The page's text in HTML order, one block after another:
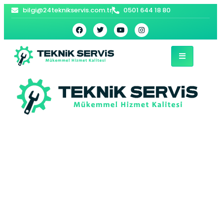
bilgi@24teknikservis.com.tr 0501 644 18 80